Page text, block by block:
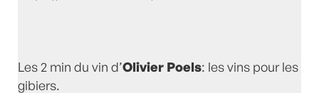
Les 2 min du vin d’Olivier Poels: les vins pour les
gibiers.